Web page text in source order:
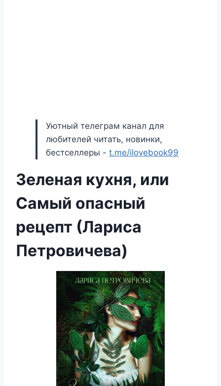
Уютный телеграм канал для
любителей читать, новинки,
бестселлеры - t.me/ilovebook99
Зеленая кухня, или
Самый опасный
рецепт (Лариса
Петровичева)